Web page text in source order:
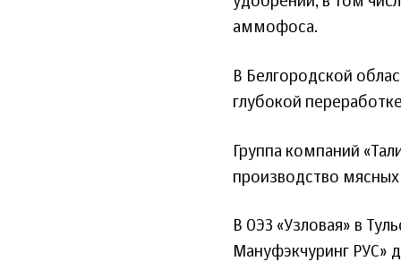
аммофоса.
В Белгородской
глубокой
Группа компаний
производство
В ОЭЗ «Узловая» в
Мануфэкчуринг РУС»